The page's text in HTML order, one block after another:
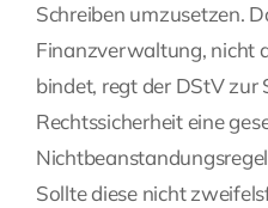
Schreiben umzusetzen.
Finanzverwaltung, nicht
bindet, regt der DStV zur
Rechtssicherheit eine
Sollte diese nicht